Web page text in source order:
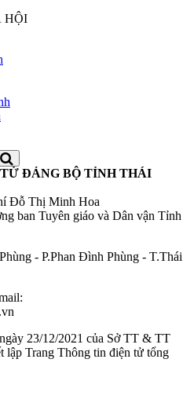
HỘI
ĐẢNG BỘ TỈNH THÁI
Đỗ Thị Minh Hoa
ban Tuyên giáo và Dân vận Tỉnh
- P.Phan Đình Phùng - T.Thái
23/12/2021 của Sở TT & TT
lập Trang Thông tin điện tử tổng